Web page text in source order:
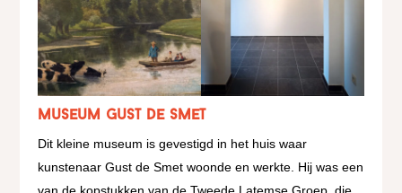
Museum Gust De Smet
Dit kleine museum is gevestigd in het huis waar
kunstenaar Gust de Smet woonde en werkte. Hij was een